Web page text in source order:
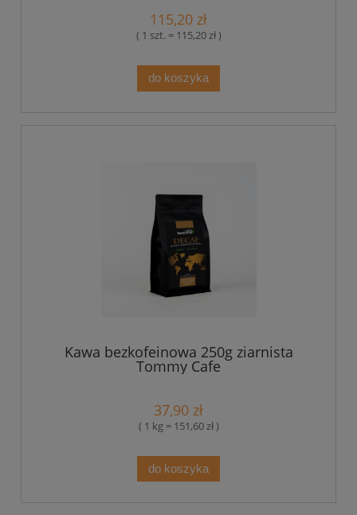
115,20 zł
( 1 szt. = 115,20 zł )
do koszyka
Kawa bezkofeinowa 250g ziarnista
Tommy Cafe
37,90 zł
( 1 kg = 151,60 zł )
do koszyka